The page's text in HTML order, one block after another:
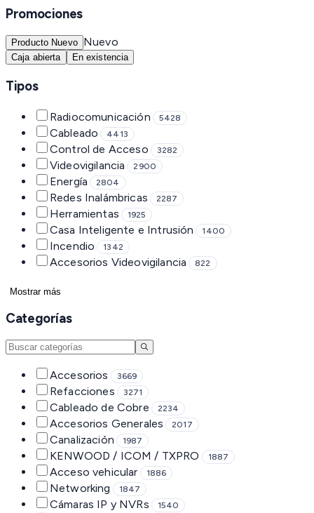
Promociones
Producto Nuevo Nuevo
Caja abierta En existencia
Tipos
Radiocomunicación 5428
Cableado 4413
Control de Acceso 3282
Videovigilancia 2900
Energía 2804
Redes Inalámbricas 2287
Herramientas 1925
Casa Inteligente e Intrusión 1400
Incendio 1342
Accesorios Videovigilancia 822
Mostrar más
Categorías
Accesorios 3669
Refacciones 3271
Cableado de Cobre 2234
Accesorios Generales 2017
Canalización 1987
KENWOOD / ICOM / TXPRO 1887
Acceso vehicular 1886
Networking 1847
Cámaras IP y NVRs 1540